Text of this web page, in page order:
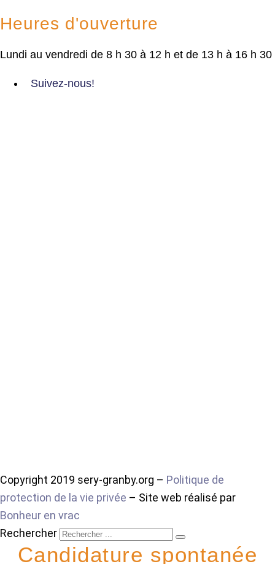
Heures d'ouverture
Lundi au vendredi de 8 h 30 à 12 h et de 13 h à 16 h 30
Suivez-nous!
Copyright 2019 sery-granby.org – Politique de
protection de la vie privée – Site web réalisé par
Bonheur en vrac
Rechercher
Candidature spontanée